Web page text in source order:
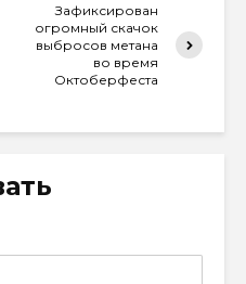
Зафиксирован
огромный скачок
выбросов метана
во время
Октоберфеста